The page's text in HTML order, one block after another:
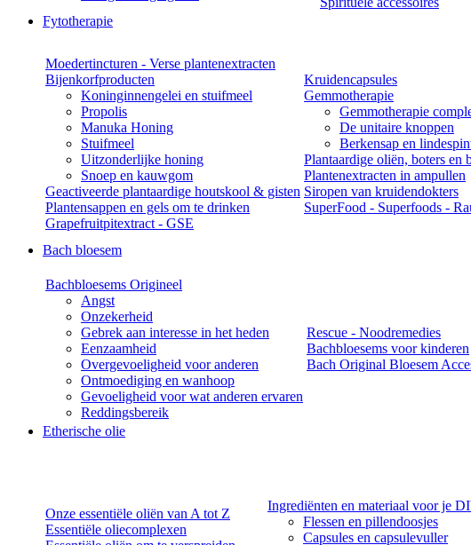
Fytotherapie
Moedertincturen - Verse plantenextracten
Bijenkorfproducten
Koninginnengelei en stuifmeel
Propolis
Manuka Honing
Stuifmeel
Uitzonderlijke honing
Snoep en kauwgom
Geactiveerde plantaardige houtskool & gisten
Plantensappen en gels om te drinken
Grapefruitpitextract - GSE
Kruidencapsules
Gemmotherapie
Gemmotherapie
De unitaire knoppen
Berkensap en
Plantaardige oliën, boters en
Plantenextracten in ampullen
Siropen van kruidendokters
SuperFood - Superfoods -
Bach bloesem
Bachbloesems Origineel
Angst
Onzekerheid
Gebrek aan interesse in het heden
Eenzaamheid
Overgevoeligheid voor anderen
Ontmoediging en wanhoop
Gevoeligheid voor wat anderen ervaren
Reddingsbereik
Rescue - Noodremedies
Bachbloesems voor kinderen
Bach Original Bloesem
Etherische olie
Onze essentiële oliën van A tot Z
Essentiële oliecomplexen
Ingrediënten en materiaal voor je
Flessen en pillendoosjes
Capsules en capsulevuller